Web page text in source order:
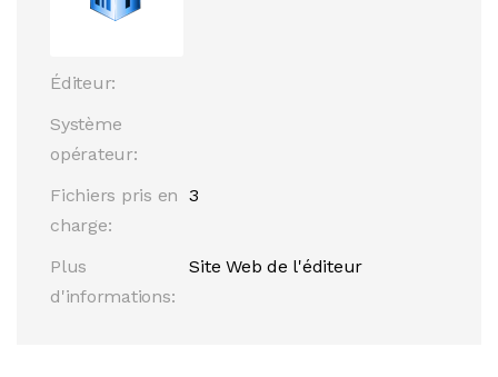
Éditeur:
Système
opérateur:
Fichiers pris en
charge:
3
Plus
d'informations:
Site Web de l'éditeur